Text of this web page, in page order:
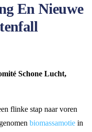
En Nieuwe
Schone Lucht,
flinke stap naar voren
biomassamotie in